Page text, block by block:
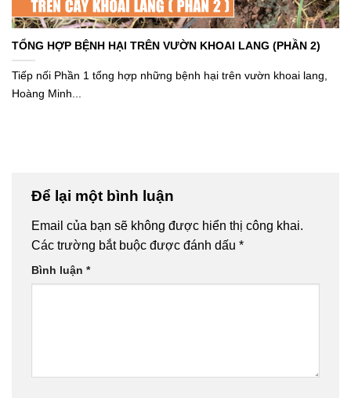
TỔNG HỢP BỆNH HẠI TRÊN VƯỜN KHOAI LANG (PHẦN 2)
Tiếp nối Phần 1 tổng hợp những bệnh hại trên vườn khoai lang,
Hoàng Minh...
Để lại một bình luận
Email của bạn sẽ không được hiển thị công khai.
Các trường bắt buộc được đánh dấu *
Bình luận *